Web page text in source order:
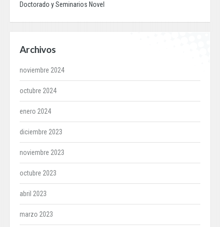
Doctorado y Seminarios Novel
Archivos
noviembre 2024
octubre 2024
enero 2024
diciembre 2023
noviembre 2023
octubre 2023
abril 2023
marzo 2023